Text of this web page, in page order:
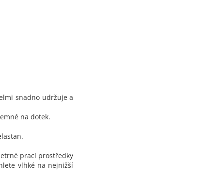
snadno udržuje a
na dotek.
prací prostředky
vlhké na nejnižší